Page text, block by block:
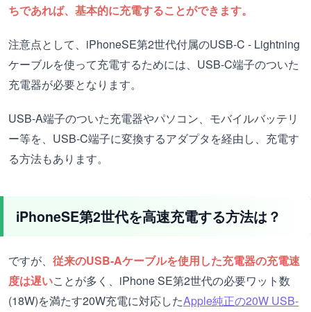
ちであれば、基本的に充電することができます。
注意点として、iPhoneSE第2世代付属のUSB-C - Lightning
ケーブルを使って充電するためには、USB-C端子のついた
充電器が必要となります。
USB-A端子のついた充電器やパソコン、モバイルバッテリ
ー等を、USB-C端子に変換するアダプタを経由し、充電す
る方法もあります。
iPhoneSE第2世代を高速充電する方法は？
ですが、 従来のUSB-Aケーブルを使用した充電器の充電速
度は遅いことが多く、iPhone SE第2世代の必要ワット数
(18W)を満たす20W充電に対応したApple純正の20W USB-